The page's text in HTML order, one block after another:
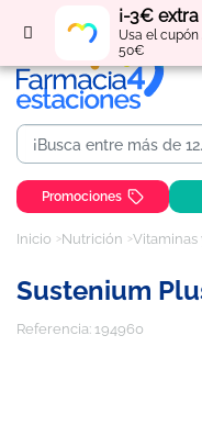
¡-3€
Usa el cupón
50€
Regístratey
Promociones
Inicio Nutrición
Sustenium
Referencia: 194960